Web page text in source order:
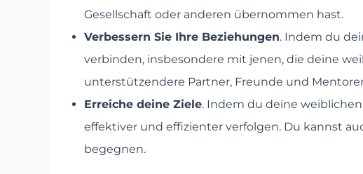
Gesellschaft oder anderen übernommen hast.
Verbessern Sie Ihre Beziehungen. Indem du
verbinden, insbesondere mit jenen, die deine
unterstützendere Partner, Freunde und
Erreiche deine Ziele. Indem du deine
effektiver und effizienter verfolgen. Du kannst
begegnen.